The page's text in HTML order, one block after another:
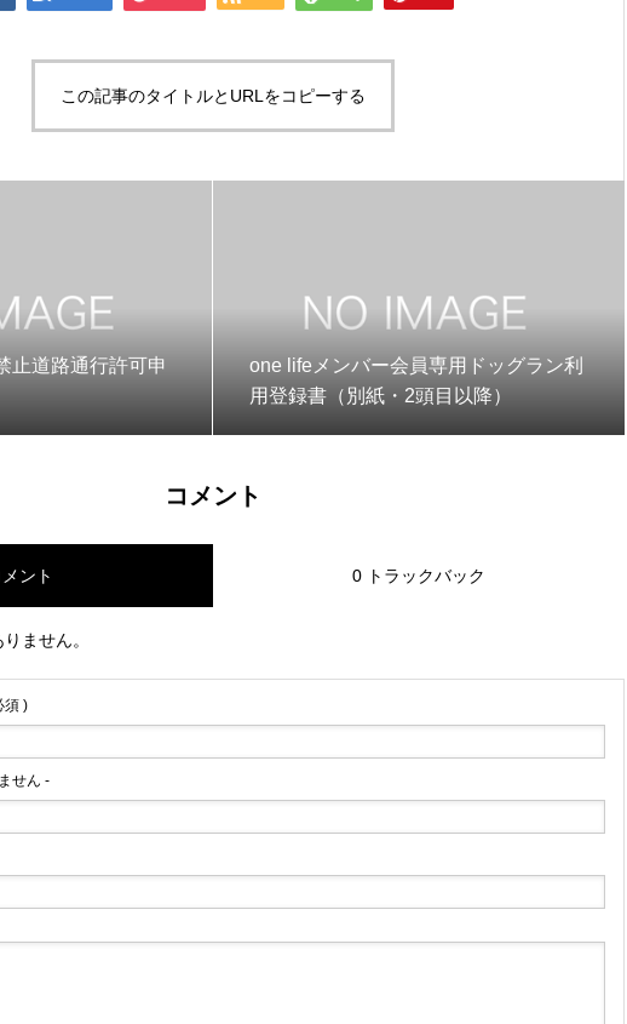
この記事のタイトルとURLをコピーする
止道路通行許可申
one lifeメンバー会員専用ドッグラン利
用登録書（別紙・2頭目以降）
コメント
ント 0 トラックバック
ません。
須 )
せん -